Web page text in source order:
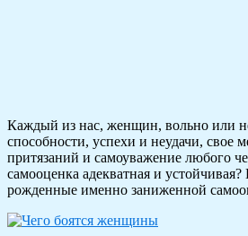
Каждый из нас, женщин, вольно или
способности, успехи и неудачи, свое
притязаний и самоуважение любого
самооценка адекватная и
рожденные именно заниженной